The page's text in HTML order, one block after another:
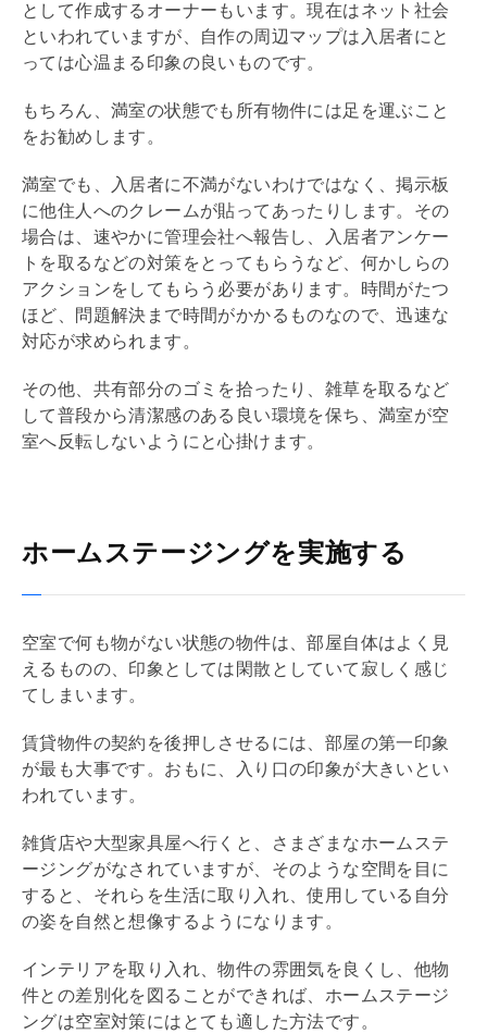
として作成するオーナーもいます。現在はネット社会
といわれていますが、自作の周辺マップは入居者にと
っては心温まる印象の良いものです。
もちろん、満室の状態でも所有物件には足を運ぶこと
をお勧めします。
満室でも、入居者に不満がないわけではなく、掲示板
に他住人へのクレームが貼ってあったりします。その
場合は、速やかに管理会社へ報告し、入居者アンケー
トを取るなどの対策をとってもらうなど、何かしらの
アクションをしてもらう必要があります。時間がたつ
ほど、問題解決まで時間がかかるものなので、迅速な
対応が求められます。
その他、共有部分のゴミを拾ったり、雑草を取るなど
して普段から清潔感のある良い環境を保ち、満室が空
室へ反転しないようにと心掛けます。
ホームステージングを実施する
空室で何も物がない状態の物件は、部屋自体はよく見
えるものの、印象としては閑散としていて寂しく感じ
てしまいます。
賃貸物件の契約を後押しさせるには、部屋の第一印象
が最も大事です。おもに、入り口の印象が大きいとい
われています。
雑貨店や大型家具屋へ行くと、さまざまなホームステ
ージングがなされていますが、そのような空間を目に
すると、それらを生活に取り入れ、使用している自分
の姿を自然と想像するようになります。
インテリアを取り入れ、物件の雰囲気を良くし、他物
件との差別化を図ることができれば、ホームステージ
ングは空室対策にはとても適した方法です。